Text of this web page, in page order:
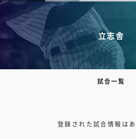
立志舎
試合一覧
登録された試合情報は